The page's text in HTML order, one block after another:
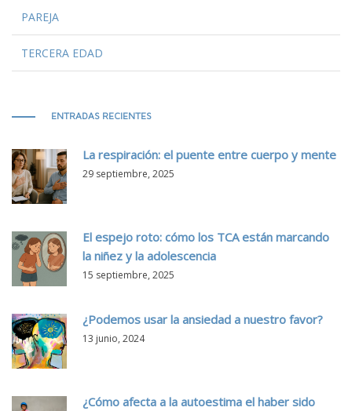
PAREJA
TERCERA EDAD
ENTRADAS RECIENTES
La respiración: el puente entre cuerpo y mente
29 septiembre, 2025
El espejo roto: cómo los TCA están marcando
la niñez y la adolescencia
15 septiembre, 2025
¿Podemos usar la ansiedad a nuestro favor?
13 junio, 2024
¿Cómo afecta a la autoestima el haber sido